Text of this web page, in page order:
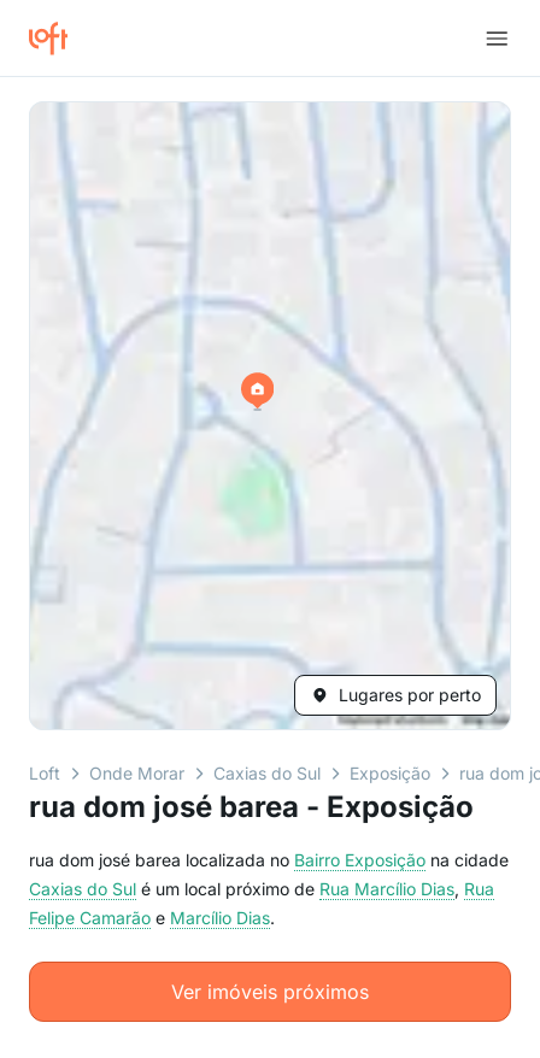
Lugares por perto
Loft Onde Morar Caxias do Sul Exposição rua dom
rua dom josé barea - Exposição
rua dom josé barea localizada no Bairro Exposição na cidade
Caxias do Sul é um local próximo de Rua Marcílio Dias, Rua
Felipe Camarão e Marcílio Dias.
Ver imóveis próximos